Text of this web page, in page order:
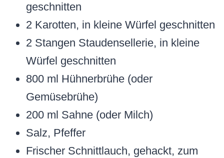
geschnitten
2 Karotten, in kleine Würfel geschnitten
2 Stangen Staudensellerie, in kleine
Würfel geschnitten
800 ml Hühnerbrühe (oder
Gemüsebrühe)
200 ml Sahne (oder Milch)
Salz, Pfeffer
Frischer Schnittlauch, gehackt, zum